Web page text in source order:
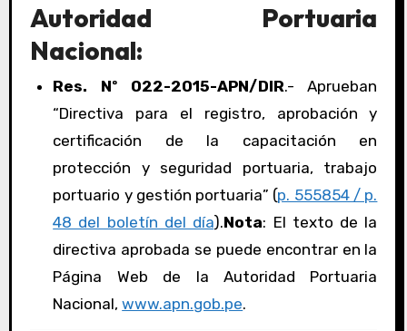
Autoridad Portuaria
Nacional:
Res. Nº 022-2015-APN/DIR.- Aprueban
“Directiva para el registro, aprobación y
certificación de la capacitación en
protección y seguridad portuaria, trabajo
portuario y gestión portuaria” (p. 555854 / p.
48 del boletín del día).Nota: El texto de la
directiva aprobada se puede encontrar en la
Página Web de la Autoridad Portuaria
Nacional,www.apn.gob.pe.